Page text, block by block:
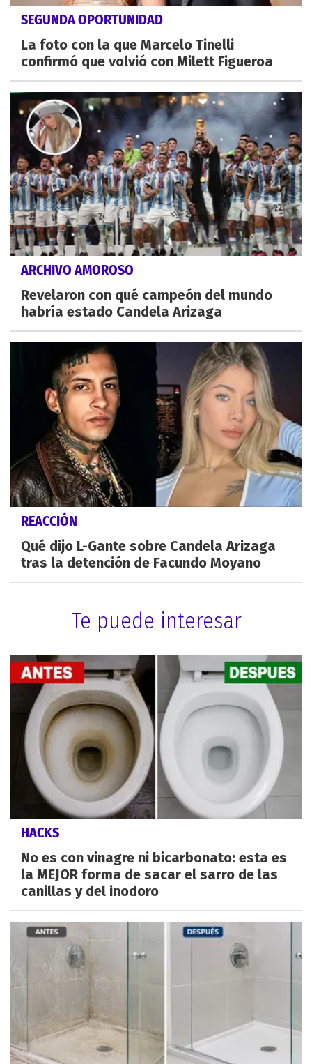
SEGUNDA OPORTUNIDAD
La foto con la que Marcelo Tinelli
confirmó que volvió con Milett Figueroa
ARCHIVO AMOROSO
Revelaron con qué campeón del mundo
habría estado Candela Arizaga
REACCIÓN
Qué dijo L-Gante sobre Candela Arizaga
tras la detención de Facundo Moyano
Te puede interesar
HACKS
No es con vinagre ni bicarbonato: esta es
la MEJOR forma de sacar el sarro de las
canillas y del inodoro